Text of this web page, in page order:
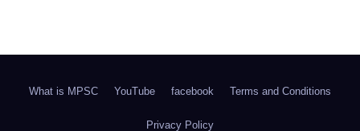
What is MPSC YouTube facebook Terms and Conditions
Privacy Policy